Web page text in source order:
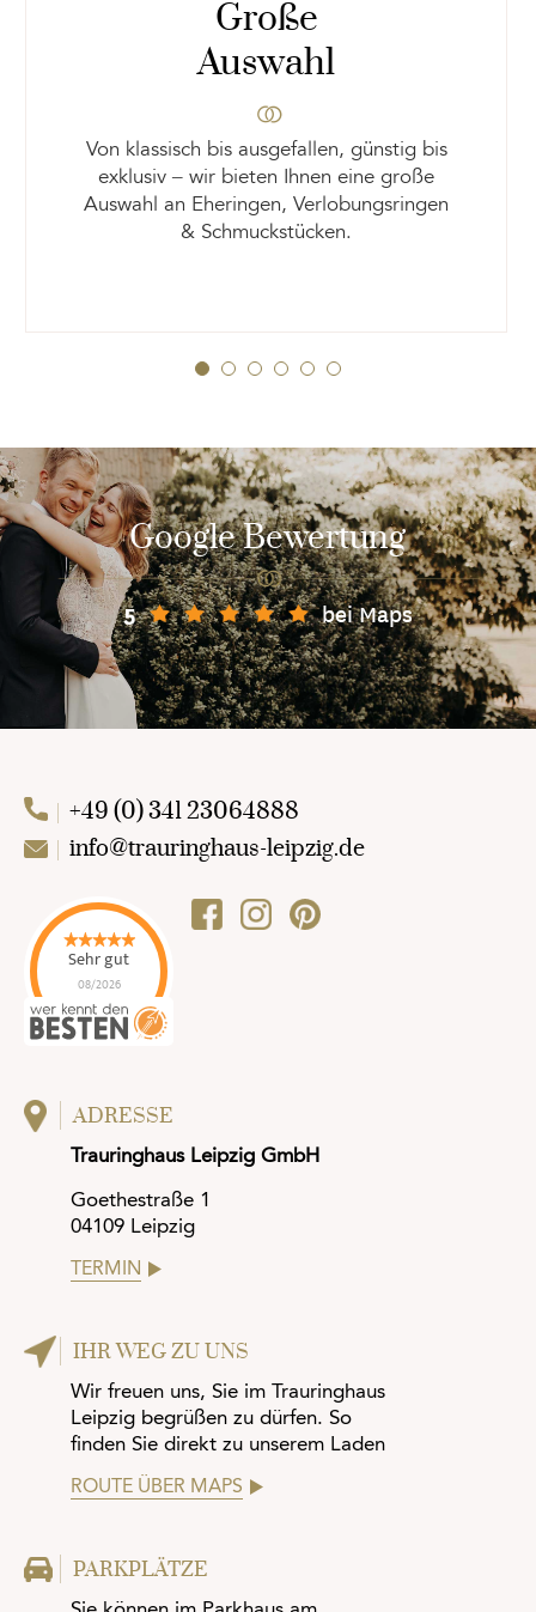
Große
Auswahl
Von klassisch bis ausgefallen, günstig bis
exklusiv – wir bieten Ihnen eine große
Auswahl an Eheringen, Verlobungsringen
& Schmuckstücken.
Google Bewertung
5 bei Maps
+49 (0) 341 23064888
info@trauringhaus-leipzig.de
Sehr gut
08/2026
ADRESSE
Trauringhaus Leipzig GmbH
Goethestraße 1
04109 Leipzig
TERMIN
IHR WEG ZU UNS
Wir freuen uns, Sie im Trauringhaus
Leipzig begrüßen zu dürfen. So
finden Sie direkt zu unserem Laden
ROUTE ÜBER MAPS
PARKPLÄTZE